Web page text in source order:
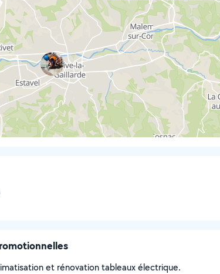
et rénovation tableaux électrique.